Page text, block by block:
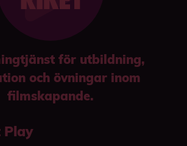
för utbildning,
och övningar inom
filmskapande.
Play